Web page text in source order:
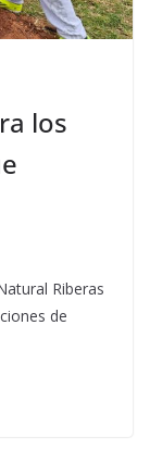
los
Riberas
de